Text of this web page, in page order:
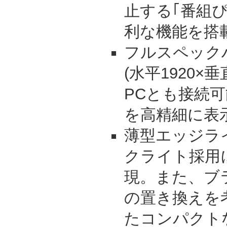
止する｢番組
利な機能を搭
フルスペッ
(水平1920×垂
PCとも接続
を高精細に表
薄型エッジラ
クライト採用
現。また、ブ
の置き換えを
たコンパクト